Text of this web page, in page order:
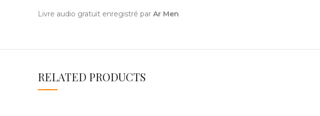
Livre audio gratuit enregistré par Ar Men
RELATED PRODUCTS